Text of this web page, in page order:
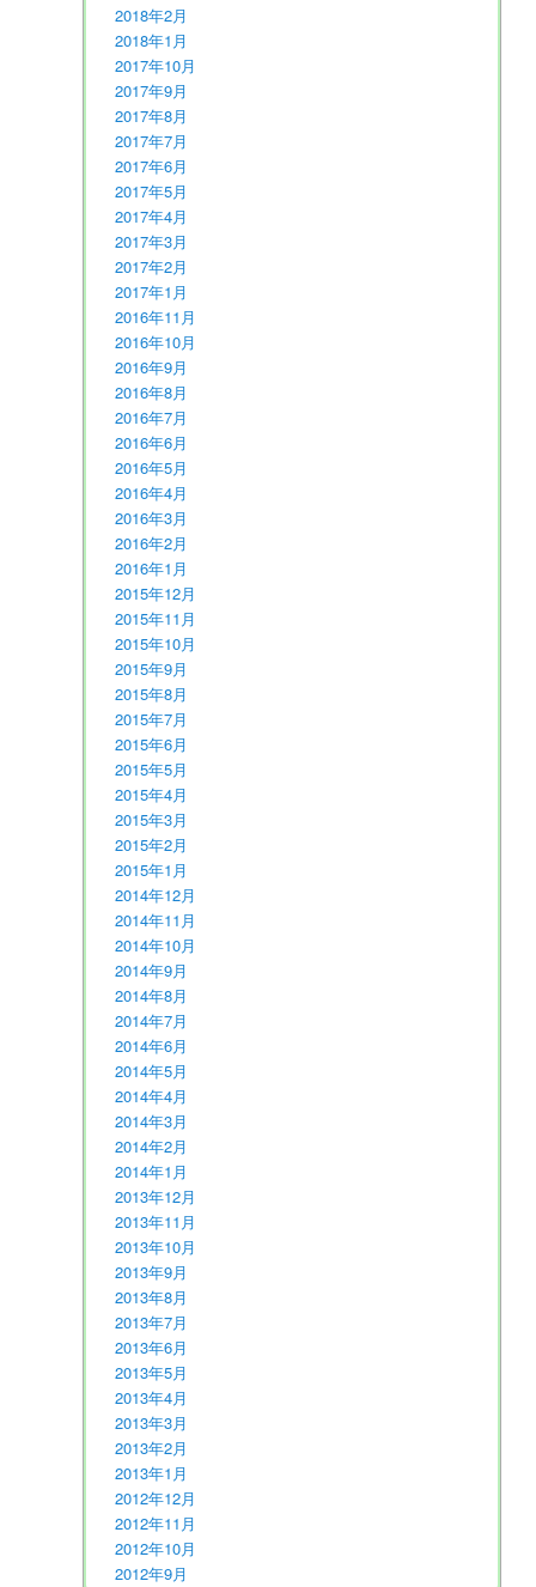
2018年2月
2018年1月
2017年10月
2017年9月
2017年8月
2017年7月
2017年6月
2017年5月
2017年4月
2017年3月
2017年2月
2017年1月
2016年11月
2016年10月
2016年9月
2016年8月
2016年7月
2016年6月
2016年5月
2016年4月
2016年3月
2016年2月
2016年1月
2015年12月
2015年11月
2015年10月
2015年9月
2015年8月
2015年7月
2015年6月
2015年5月
2015年4月
2015年3月
2015年2月
2015年1月
2014年12月
2014年11月
2014年10月
2014年9月
2014年8月
2014年7月
2014年6月
2014年5月
2014年4月
2014年3月
2014年2月
2014年1月
2013年12月
2013年11月
2013年10月
2013年9月
2013年8月
2013年7月
2013年6月
2013年5月
2013年4月
2013年3月
2013年2月
2013年1月
2012年12月
2012年11月
2012年10月
2012年9月